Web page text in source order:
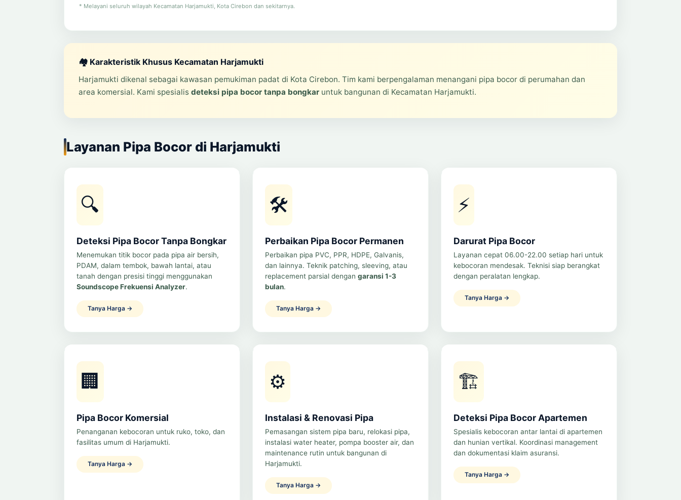
* Melayani seluruh wilayah Kecamatan Harjamukti, Kota Cirebon dan sekitarnya.
🏘️ Karakteristik Khusus Kecamatan Harjamukti
Harjamukti dikenal sebagai kawasan pemukiman padat di Kota Cirebon. Tim kami berpengalaman menangani pipa bocor di perumahan dan
area komersial. Kami spesialis deteksi pipa bocor tanpa bongkaruntuk bangunan di Kecamatan Harjamukti.
Layanan Pipa Bocor di Harjamukti
🔍
Deteksi Pipa Bocor Tanpa Bongkar
Menemukan titik bocor pada pipa air bersih,
PDAM, dalam tembok, bawah lantai, atau
tanah dengan presisi tinggi menggunakan
Soundscope Frekuensi Analyzer.
Tanya Harga →
🛠️
Perbaikan Pipa Bocor Permanen
Perbaikan pipa PVC, PPR, HDPE, Galvanis,
dan lainnya. Teknik patching, sleeving, atau
replacement parsial dengan garansi 1-3
bulan.
Tanya Harga →
⚡
Darurat Pipa Bocor
Layanan cepat 06.00-22.00 setiap hari untuk
kebocoran mendesak. Teknisi siap berangkat
dengan peralatan lengkap.
Tanya Harga →
🏢
Pipa Bocor Komersial
Penanganan kebocoran untuk ruko, toko, dan
fasilitas umum di Harjamukti.
Tanya Harga →
⚙️
Instalasi & Renovasi Pipa
Pemasangan sistem pipa baru, relokasi pipa,
instalasi water heater, pompa booster air, dan
maintenance rutin untuk bangunan di
Harjamukti.
Tanya Harga →
🏗️
Deteksi Pipa Bocor Apartemen
Spesialis kebocoran antar lantai di apartemen
dan hunian vertikal. Koordinasi management
dan dokumentasi klaim asuransi.
Tanya Harga →